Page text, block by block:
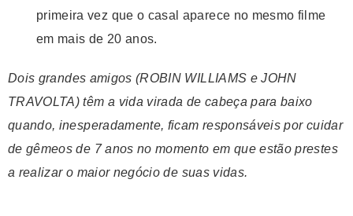
primeira vez que o casal aparece no mesmo filme
em mais de 20 anos.
Dois grandes amigos (ROBIN WILLIAMS e JOHN
TRAVOLTA) têm a vida virada de cabeça para baixo
quando, inesperadamente, ficam responsáveis por cuidar
de gêmeos de 7 anos no momento em que estão prestes
a realizar o maior negócio de suas vidas.